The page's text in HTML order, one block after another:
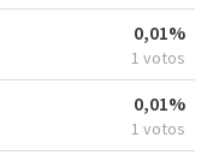
0,01%
1 votos
0,01%
1 votos